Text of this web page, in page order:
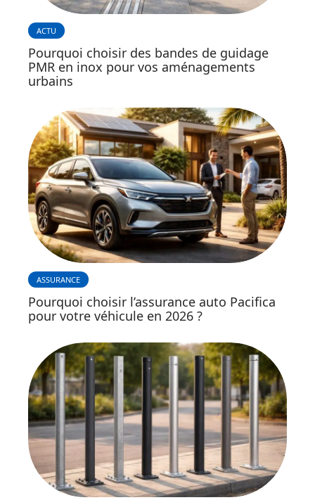
ACTU
Pourquoi choisir des bandes de guidage
PMR en inox pour vos aménagements
urbains
ASSURANCE
Pourquoi choisir l’assurance auto Pacifica
pour votre véhicule en 2026 ?